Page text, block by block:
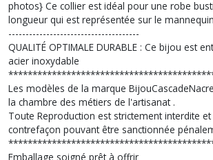
photos} Ce collier est idéal pour une robe
longueur qui est représentée sur le
--------------------------------------
QUALITÉ OPTIMALE DURABLE : Ce bijou est
acier inoxydable
Les modèles de la marque
la chambre des métiers de l'artisanat .
Toute Reproduction est strictement interdite
contrefaçon pouvant être sanctionnée
Emballage soigné prêt à offrir